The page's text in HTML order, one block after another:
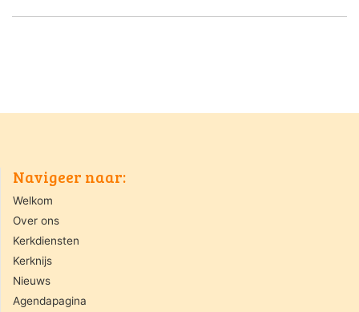
Navigeer naar:
Welkom
Over ons
Kerkdiensten
Kerknijs
Nieuws
Agendapagina